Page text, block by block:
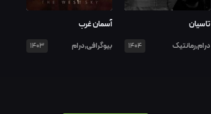
تاسیان
درام,رمانتیک 1404
آسمان غرب
بیوگرافی,درام 1403